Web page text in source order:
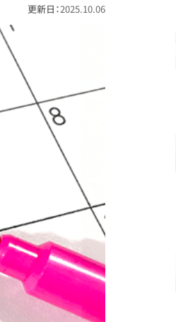
更新日：2025.10.06